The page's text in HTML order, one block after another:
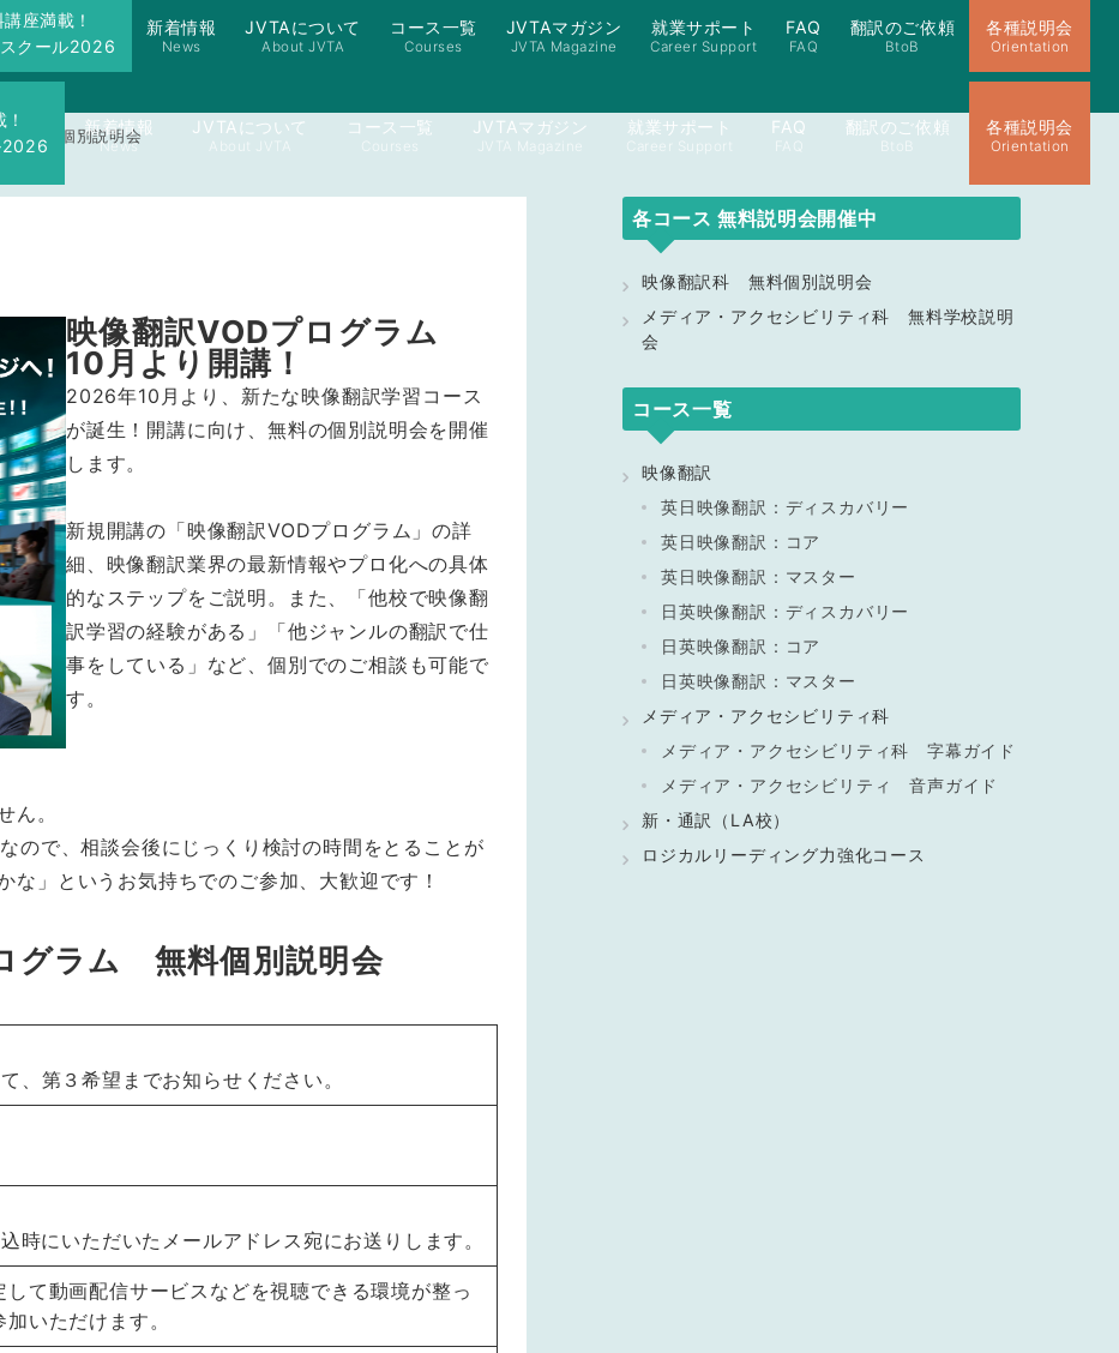
2026
新着情報
News
JVTAについて
About JVTA
コース一覧
Courses
JVTAマガジン
JVTA Magazine
就業サポート
Career Support
FAQ
FAQ
翻訳のご依頼
BtoB
各種説明会
Orientation
座満載！
クール2026
新着情報
News
JVTAについて
About JVTA
コース一覧
Courses
JVTAマガジン
JVTA Magazine
就業サポート
Career Support
FAQ
FAQ
翻訳のご依頼
BtoB
各種説明会
Orientation
無料個別説明会
映像翻訳VODプログラム
10月より開講！
2026年10月より、新たな映像翻訳学習コース
が誕生！開講に向け、無料の個別説明会を開催
します。
新規開講の「映像翻訳VODプログラム」の詳
細、映像翻訳業界の最新情報やプロ化への具体
的なステップをご説明。また、「他校で映像翻
訳学習の経験がある」「他ジャンルの翻訳で仕
事をしている」など、個別でのご相談も可能で
す。
ん。
ので、相談会後にじっくり検討の時間をとることが
な」というお気持ちでのご参加、大歓迎です！
グラム 無料個別説明会
、第３希望までお知らせください。
時にいただいたメールアドレス宛にお送りします。
て動画配信サービスなどを視聴できる環境が整っ
いただけます。
各コース 無料説明会開催中
映像翻訳科 無料個別説明会
メディア・アクセシビリティ科 無料学校説明
会
コース一覧
映像翻訳
英日映像翻訳：ディスカバリー
英日映像翻訳：コア
英日映像翻訳：マスター
日英映像翻訳：ディスカバリー
日英映像翻訳：コア
日英映像翻訳：マスター
メディア・アクセシビリティ科
メディア・アクセシビリティ科 字幕ガイド
メディア・アクセシビリティ 音声ガイド
新・通訳（LA校）
ロジカルリーディング力強化コース